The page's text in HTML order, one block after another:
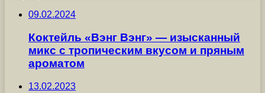
09.02.2024
Коктейль «Вэнг Вэнг» — изысканный
микс с тропическим вкусом и пряным
ароматом
13.02.2023